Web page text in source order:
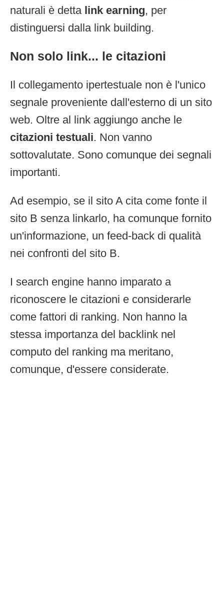
naturali è detta link earning, per
distinguersi dalla link building.
Non solo link... le citazioni
Il collegamento ipertestuale non è l'unico
segnale proveniente dall'esterno di un sito
web. Oltre al link aggiungo anche le
citazioni testuali. Non vanno
sottovalutate. Sono comunque dei segnali
importanti.
Ad esempio, se il sito A cita come fonte il
sito B senza linkarlo, ha comunque fornito
un'informazione, un feed-back di qualità
nei confronti del sito B.
I search engine hanno imparato a
riconoscere le citazioni e considerarle
come fattori di ranking. Non hanno la
stessa importanza del backlink nel
computo del ranking ma meritano,
comunque, d'essere considerate.